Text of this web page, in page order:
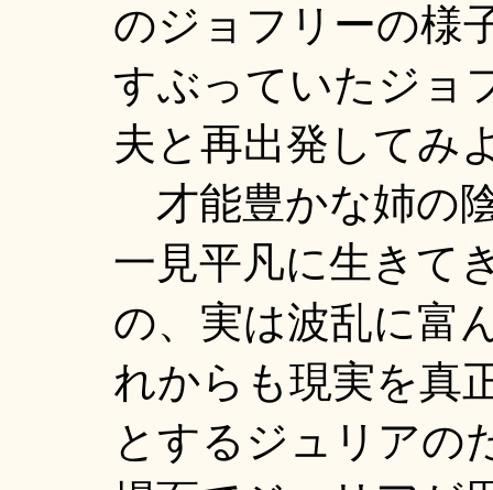
のジョフリーの様
すぶっていたジョ
夫と再出発してみ
才能豊かな姉の
一見平凡に生きて
の、実は波乱に富
れからも現実を真
とするジュリアの